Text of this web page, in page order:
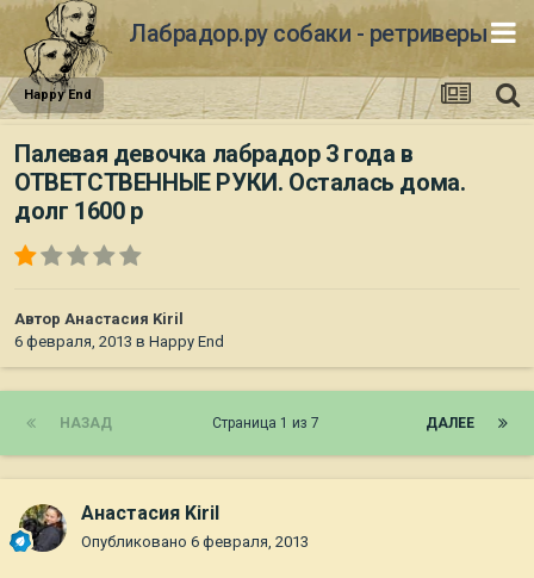
Лабрадор.ру собаки - ретриверы
Happy End
Палевая девочка лабрадор 3 года в
ОТВЕТСТВЕННЫЕ РУКИ. Осталась дома.
долг 1600 р
Автор Анастасия Kiril
6 февраля, 2013 в Happy End
НАЗАД ДАЛЕЕ
Страница 1 из 7
Анастасия Kiril
Опубликовано 6 февраля, 2013